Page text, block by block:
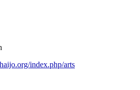
index.php/arts